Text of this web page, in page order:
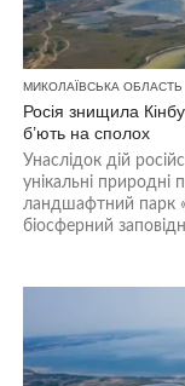
МИКОЛАЇВСЬКА ОБЛАСТЬ
Росія знищила
б’ють на сполох
Унаслідок дій
унікальні природні
ландшафтний парк
біосферний